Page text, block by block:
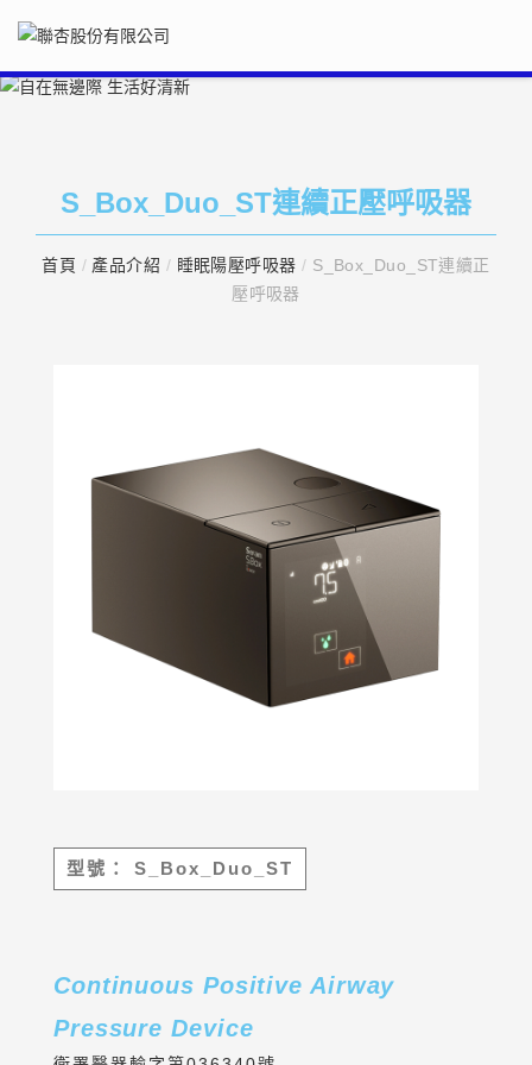
S_Box_Duo_ST連續正壓呼吸器
首頁 / 產品介紹 / 睡眠陽壓呼吸器/ S_Box_Duo_ST連續正
壓呼吸器
型號： S_Box_Duo_ST
Continuous Positive Airway
Pressure Device